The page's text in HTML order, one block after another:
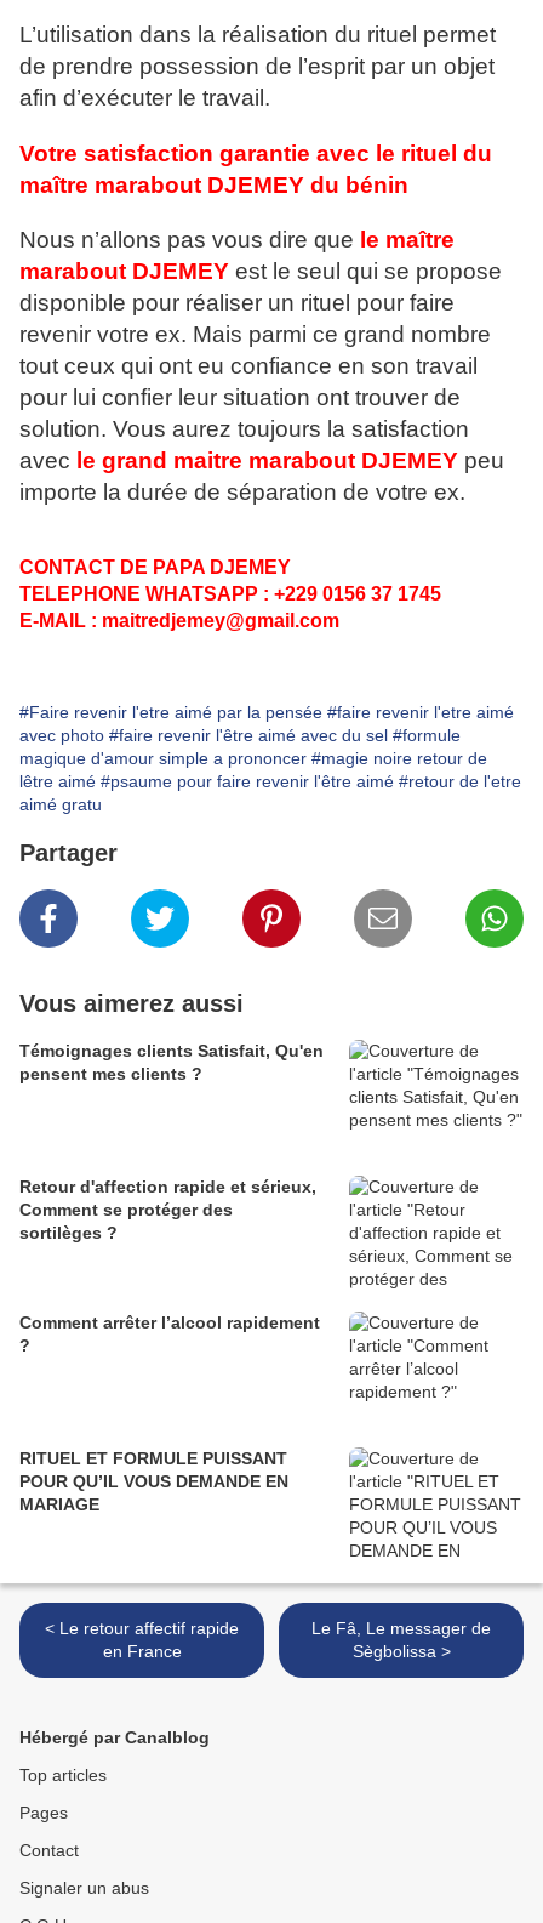
L’utilisation dans la réalisation du rituel permet
de prendre possession de l’esprit par un objet
afin d’exécuter le travail.
Votre satisfaction garantie avec le rituel du
maître marabout DJEMEY du bénin
Nous n’allons pas vous dire que e maître
marabout DJEMEY est le seul qui se propose
disponible pour réaliser un rituel pour faire
revenir votre ex. Mais parmi ce grand nombre
tout ceux qui ont eu confiance en son travail
pour lui confier leur situation ont trouver de
solution. Vous aurez toujours la satisfaction
avec le grand maitre marabout DJEMEY peu
importe la durée de séparation de votre ex.
CONTACT DE PAPA DJEMEY
TELEPHONE WHATSAPP : +229 0156 37 1745
E-MAIL : maitredjemey@gmail.com
#Faire revenir l'etre aimé par la pensée #faire revenir l'etre aimé
avec photo #faire revenir l'être aimé avec du sel #formule
magique d'amour simple a prononcer #magie noire retour de
lêtre aimé #psaume pour faire revenir l'être aimé #retour de l'etre
aimé gratu
Partager
Vous aimerez aussi
Témoignages clients Satisfait, Qu'en
pensent mes clients ?
Retour d'affection rapide et sérieux,
Comment se protéger des
sortilèges ?
Comment arrêter l’alcool rapidement
?
RITUEL ET FORMULE PUISSANT
POUR QU’IL VOUS DEMANDE EN
MARIAGE
< Le retour affectif rapide
en France
Le Fâ, Le messager de
Sègbolissa >
Hébergé par Canalblog
Top articles
Pages
Contact
Signaler un abus